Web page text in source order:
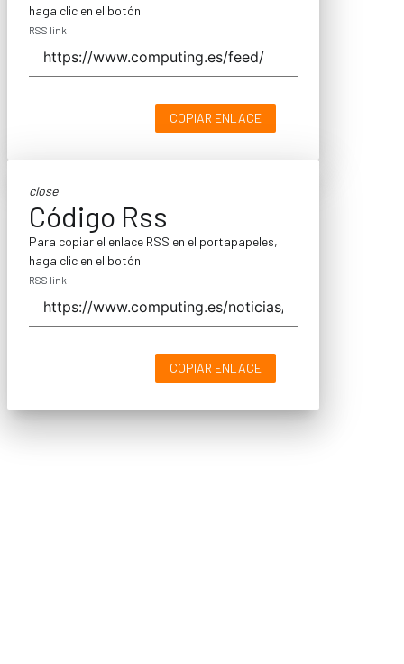
haga clic en el botón.
RSS link
COPIAR ENLACE
close
Código Rss
Para copiar el enlace RSS en el portapapeles,
haga clic en el botón.
RSS link
COPIAR ENLACE